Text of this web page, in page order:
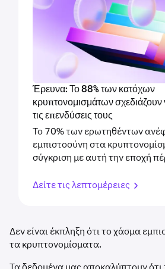
Έρευνα: Το 88% των κατόχων
κρυπτονομισμάτων σχεδιάζουν
τις επενδύσεις τους
Το 70% των ερωτηθέντων
εμπιστοσύνη στα
σύγκριση με αυτή την εποχή
Δείτε τις λεπτομέρειες
Δεν είναι έκπληξη ότι το χάσμα
τα κρυπτονομίσματα.